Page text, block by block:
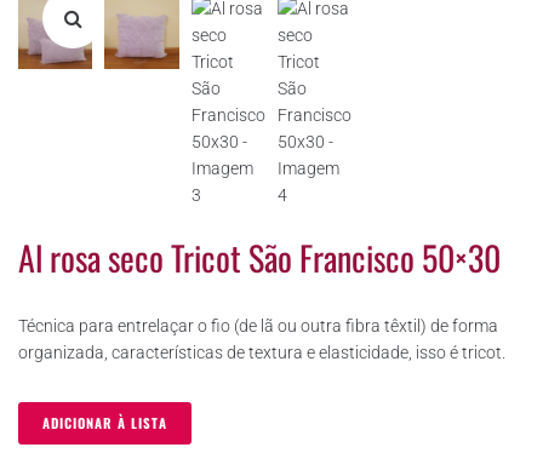
Al rosa seco Tricot São Francisco 50×30
Técnica para entrelaçar o fio (de lã ou outra fibra têxtil) de forma
organizada, características de textura e elasticidade, isso é tricot.
ADICIONAR À LISTA